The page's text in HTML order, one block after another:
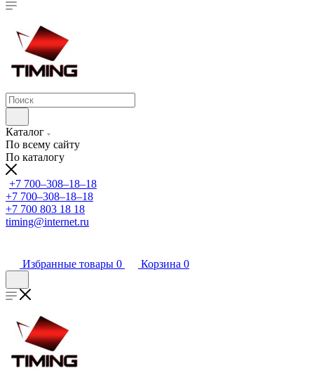
Каталог
По всему сайту
По каталогу
+7 700‒308‒18‒18
+7 700‒308‒18‒18
+7 700 803 18 18
timing@internet.ru
Избранные товары 0 Корзина 0